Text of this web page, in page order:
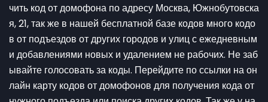
чить код от домофона по адресу Москва, Южнобутовска
я, 21, так же в нашей бесплатной базе кодов много кодо
в от подъездов от других городов и улиц с ежедневным
и добавлениями новых и удалением не рабочих. Не заб
ывайте голосовать за коды. Перейдите по ссылки на он
лайн карту кодов от домофонов для получения кода от